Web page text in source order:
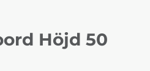
Höjd 50